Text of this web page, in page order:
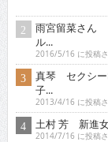
雨宮留菜さん
ル...
2016/5/16 に投稿
真琴 セクシー
子...
2013/4/16 に投稿
土村 芳 新進
2014/7/16 に投稿